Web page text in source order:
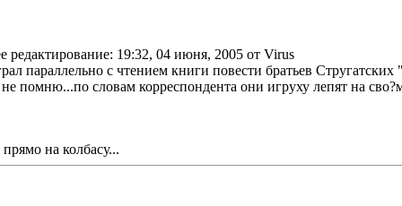
редактирование: 19:32, 04 июня, 2005 от Virus
параллельно с чтением книги повести братьев
помню...по словам корреспондента они игруху лепят на
на колбасу...